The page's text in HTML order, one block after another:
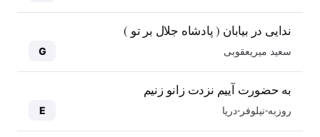
ندایی در بیابان ( پادشاه جلال بر تو )
سعید میریعقوبی G
به حضورت آییم نزدت زانو زنیم
روزبه-نیلوفر-دریا E